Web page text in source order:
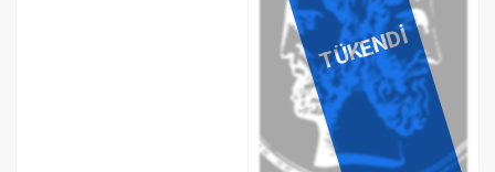
TÜKENDİ